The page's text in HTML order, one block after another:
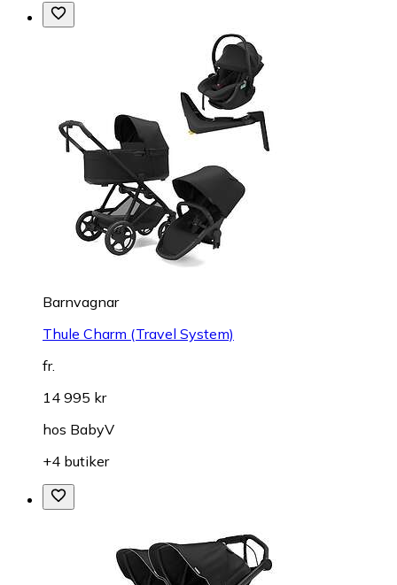
Barnvagnar
Thule Charm (Travel System)
fr.
14 995 kr
hos BabyV
+4 butiker